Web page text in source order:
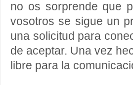
no os sorprende que
vosotros se sigue un
una solicitud para
de aceptar. Una vez
libre para la